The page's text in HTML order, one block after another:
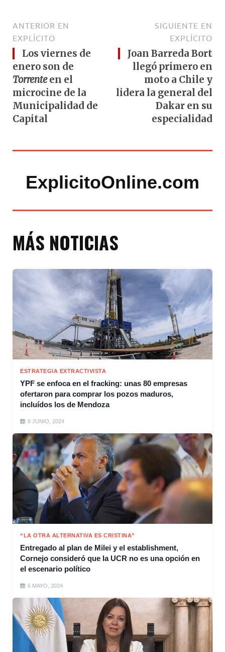
ANTERIOR EN
EXPLÍCITO
Los viernes de
enero son de
Torrenteen el
microcine de la
Municipalidad de
Capital
SIGUIENTE EN
EXPLÍCITO
Joan Barreda Bort
llegó primero en
moto a Chile y
lidera la general del
Dakar en su
especialidad
ExplicitoOnline.com
MÁS NOTICIAS
ESTRATEGIA EXTRACTIVISTA
YPF se enfoca en el fracking: unas 80 empresas
ofertaron para comprar los pozos maduros,
incluídos los de Mendoza
8 JUNIO, 2024
“LA OTRA ALTERNATIVA ES CRISTINA”
Entregado al plan de Milei y el establishment,
Cornejo consideró que la UCR no es una opción en
el escenario político
6 MAYO, 2024